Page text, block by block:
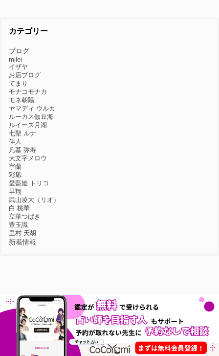
カテゴリー
ブログ
milei
イザヤ
お店ブログ
てまり
モナコモナカ
モネ朝陽
ヤマディ ウルカ
ルーカス伽豆海
ルイーズ月湖
七聖 ルナ
佳人
凡墓 弥寿
大文字メロウ
宇蘭
彩凪
愛藍姫 トリコ
早翔
武山凌大（リオ）
白 桃華
立華つばき
豊玉識
里村 天胡
新着情報